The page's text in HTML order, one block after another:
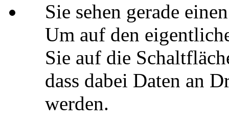
Sie sehen gerade
Um auf den
Sie auf die
dass dabei Daten an
werden.